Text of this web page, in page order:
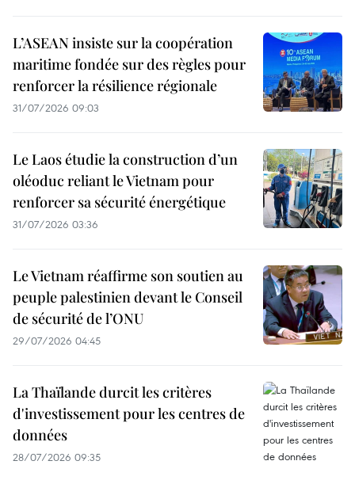
L’ASEAN insiste sur la coopération
maritime fondée sur des règles pour
renforcer la résilience régionale
31/07/2026 09:03
Le Laos étudie la construction d’un
oléoduc reliant le Vietnam pour
renforcer sa sécurité énergétique
31/07/2026 03:36
Le Vietnam réaffirme son soutien au
peuple palestinien devant le Conseil
de sécurité de l’ONU
29/07/2026 04:45
La Thaïlande durcit les critères
d'investissement pour les centres de
données
28/07/2026 09:35